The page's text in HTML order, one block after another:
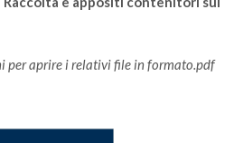
per aprire i relativi file in formato.pdf